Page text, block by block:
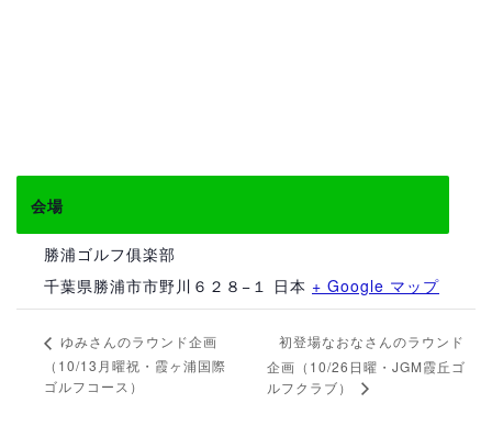
会場
勝浦ゴルフ俱楽部
千葉県勝浦市市野川６２８−１
日本 + Google マップ
ゆみさんのラウンド企画
（10/13月曜祝・霞ヶ浦国際
ゴルフコース）
初登場なおなさんのラウンド
企画（10/26日曜・JGM霞丘ゴ
ルフクラブ）